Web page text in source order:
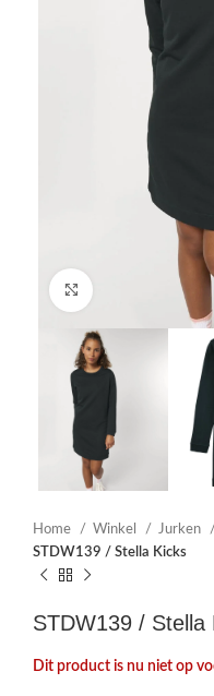
Click to enlarge
Home Winkel Jurken
STDW139 / Stella Kicks
STDW139 / Stella
Dit product is nu niet op